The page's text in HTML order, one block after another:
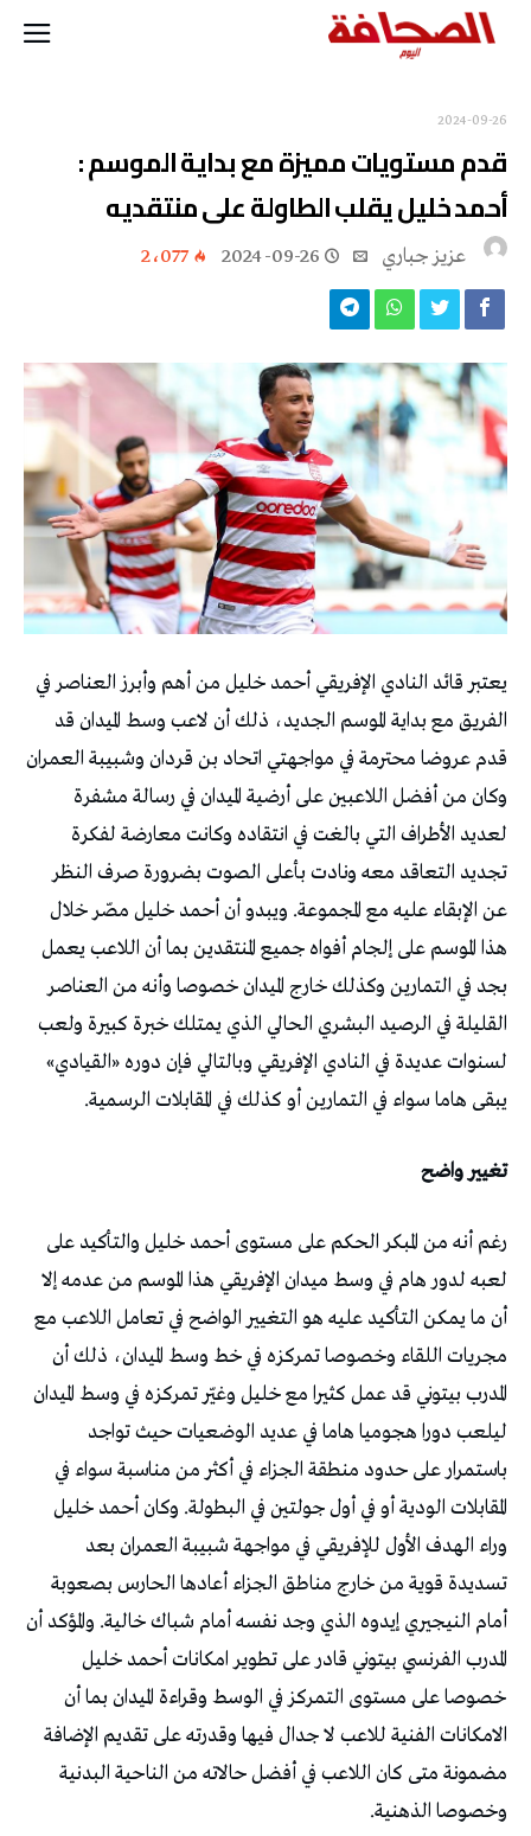
2024-09-26
قدم مستويات مميزة مع بداية الموسم :
أحمد خليل يقلب الطاولة على منتقديه
عزيز جباري 2024-09-26 2٬077
يعتبر قائد النادي الإفريقي أحمد خليل من أهم وأبرز العناصر في
الفريق مع بداية الموسم الجديد، ذلك أن لاعب وسط الميدان قد
قدم عروضا محترمة في مواجهتي اتحاد بن قردان وشبيبة العمران
وكان من أفضل اللاعبين على أرضية الميدان في رسالة مشفرة
لعديد الأطراف التي بالغت في انتقاده وكانت معارضة لفكرة
تجديد التعاقد معه ونادت بأعلى الصوت بضرورة صرف النظر
عن الإبقاء عليه مع المجموعة. ويبدو أن أحمد خليل مصّر خلال
هذا الموسم على إلجام أفواه جميع المنتقدين بما أن اللاعب يعمل
بجد في التمارين وكذلك خارج الميدان خصوصا وأنه من العناصر
القليلة في الرصيد البشري الحالي الذي يمتلك خبرة كبيرة ولعب
لسنوات عديدة في النادي الإفريقي وبالتالي فإن دوره «القيادي»
يبقى هاما سواء في التمارين أو كذلك في المقابلات الرسمية.
تغيير واضح
رغم أنه من المبكر الحكم على مستوى أحمد خليل والتأكيد على
لعبه لدور هام في وسط ميدان الإفريقي هذا الموسم من عدمه إلا
أن ما يمكن التأكيد عليه هو التغيير الواضح في تعامل اللاعب مع
مجريات اللقاء وخصوصا تمركزه في خط وسط الميدان، ذلك أن
المدرب بيتوني قد عمل كثيرا مع خليل وغيّر تمركزه في وسط الميدان
ليلعب دورا هجوميا هاما في عديد الوضعيات حيث تواجد
باستمرار على حدود منطقة الجزاء في أكثر من مناسبة سواء في
المقابلات الودية أو في أول جولتين في البطولة. وكان أحمد خليل
وراء الهدف الأول للإفريقي في مواجهة شبيبة العمران بعد
تسديدة قوية من خارج مناطق الجزاء أعادها الحارس بصعوبة
أمام النيجيري إيدوه الذي وجد نفسه أمام شباك خالية. والمؤكد أن
المدرب الفرنسي بيتوني قادر على تطوير امكانات أحمد خليل
خصوصا على مستوى التمركز في الوسط وقراءة الميدان بما أن
الامكانات الفنية للاعب لا جدال فيها وقدرته على تقديم الإضافة
مضمونة متى كان اللاعب في أفضل حالاته من الناحية البدنية
وخصوصا الذهنية.